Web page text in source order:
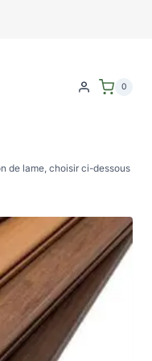
0
de lame, choisir ci-dessous